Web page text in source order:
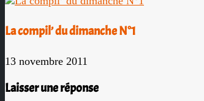
La compil’ du dimanche N°1
13 novembre 2011
Laisser une réponse